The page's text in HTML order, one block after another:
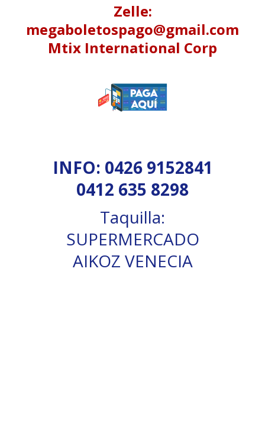
Zelle:
megaboletospago@gmail.com
Mtix International Corp
INFO: 0426 9152841
0412 635 8298
Taquilla:
SUPERMERCADO
AIKOZ VENECIA